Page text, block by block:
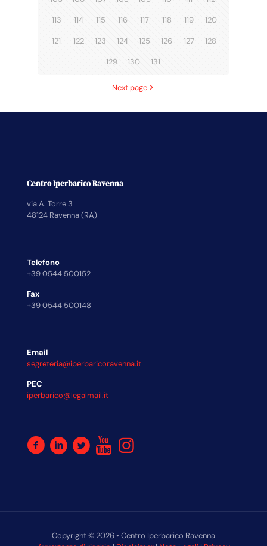
113 114 115 116 117 118 119 120
121 122 123 124 125 126 127 128
129 130 131
Next page
Centro Iperbarico Ravenna
via A. Torre 3
48124 Ravenna (RA)
Telefono
+39 0544 500152
Fax
+39 0544 500148
Email
segreteria@iperbaricoravenna.it
PEC
iperbarico@legalmail.it
Copyright © 2026 • Centro Iperbarico Ravenna